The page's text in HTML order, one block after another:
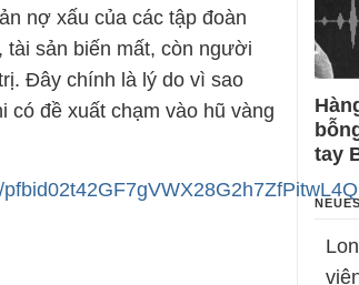
nợ xấu của các tập đoàn
tài sản biến mất, còn người
Đây chính là lý do vì sao
có đề xuất chạm vào hũ vàng
tay